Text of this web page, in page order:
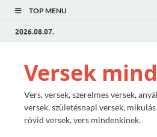
TOP MENU
2026.08.07.
Versek
Vers, versek, szerelmes versek,
versek, születésnapi versek,
rövid versek, vers mindenkinek.